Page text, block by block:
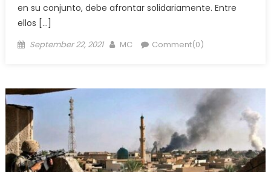
en su conjunto, debe afrontar solidariamente. Entre
ellos […]
Posted
September 22, 2021 Author
MC Comment(0)